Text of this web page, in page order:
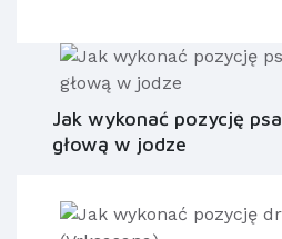
Jak wykonać pozycję
głową w jodze